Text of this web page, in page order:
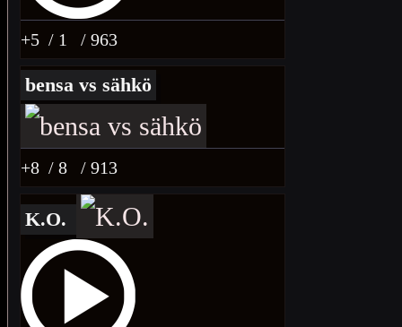
+5 / 1 / 963
bensa vs sähkö
+8 / 8 / 913
K.O.